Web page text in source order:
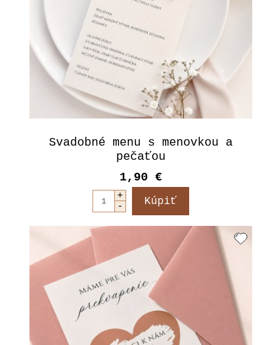
Svadobné menu s menovkou a
pečaťou
1,90 €